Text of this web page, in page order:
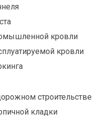
кровли
кровли
строительстве
кладки